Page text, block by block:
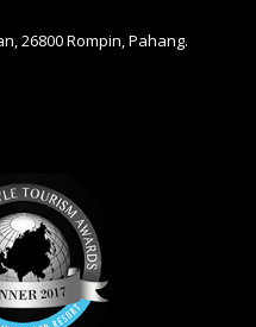
1,840
26800 Rompin, Pahang.